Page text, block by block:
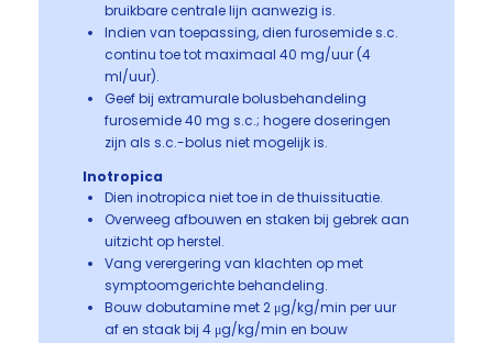
bruikbare centrale lijn aanwezig is.
Indien van toepassing, dien furosemide s.c.
continu toe tot maximaal 40 mg/uur (4
ml/uur).
Geef bij extramurale bolusbehandeling
furosemide 40 mg s.c.; hogere doseringen
zijn als s.c.-bolus niet mogelijk is.
Inotropica
Dien inotropica niet toe in de thuissituatie.
Overweeg afbouwen en staken bij gebrek aan
uitzicht op herstel.
Vang verergering van klachten op met
symptoomgerichte behandeling.
Bouw dobutamine met 2 μg/kg/min per uur
af en staak bij 4 μg/kg/min en bouw